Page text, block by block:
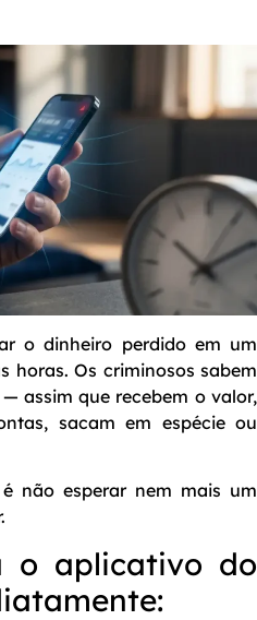
o dinheiro perdido em um
horas. Os criminosos sabem
assim que recebem o valor,
sacam em espécie ou
não esperar nem mais um
o aplicativo do